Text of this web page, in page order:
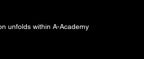
unfolds within A-Academy